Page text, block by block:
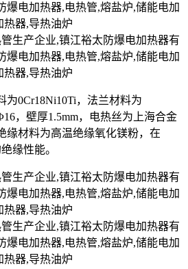
为0Cr18Ni10Ti，法兰材料为
，壁厚1.5mm，电热丝为上海合金
缘材料为高温绝缘氧化镁粉，在
缘性能。